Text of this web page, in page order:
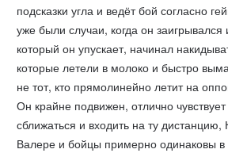
подсказки угла и ведёт бой согласно
уже были случаи, когда он заигрывался
который он упускает, начинал
которые летели в молоко и быстро
не тот, кто прямолинейно летит на
Он крайне подвижен, отлично
сближаться и входить на ту дистанцию,
Валере и бойцы примерно одинаковы в